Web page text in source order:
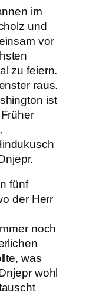
im
und
vor
zu feiern.
raus.
ist
fünf
der Herr
noch
was
wohl